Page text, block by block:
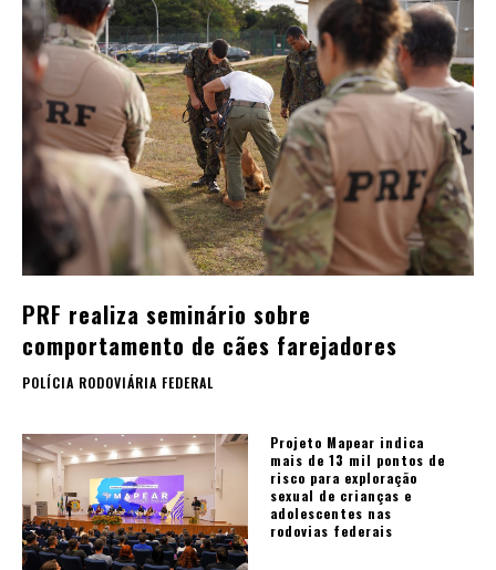
PRF realiza seminário sobre
comportamento de cães farejadores
POLÍCIA RODOVIÁRIA FEDERAL
Projeto Mapear indica
mais de 13 mil pontos de
risco para exploração
sexual de crianças e
adolescentes nas
rodovias federais